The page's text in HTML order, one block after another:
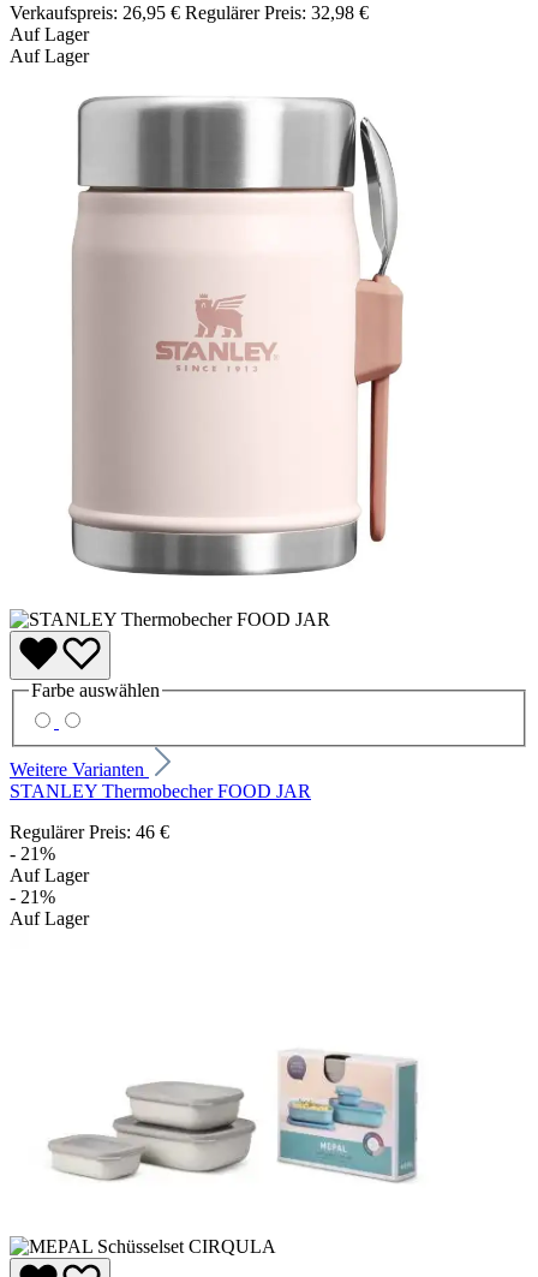
Verkaufspreis: 26,95 € Regulärer Preis: 32,98 €
Auf Lager
Auf Lager
Farbe auswählen
Weitere Varianten
STANLEY Thermobecher FOOD JAR
Regulärer Preis: 46 €
- 21%
Auf Lager
- 21%
Auf Lager